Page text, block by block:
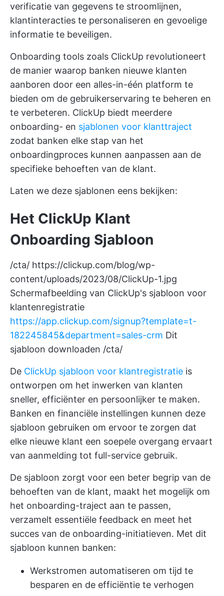
verificatie van gegevens te stroomlijnen,
klantinteracties te personaliseren en gevoelige
informatie te beveiligen.
Onboarding tools zoals ClickUp revolutioneert
de manier waarop banken nieuwe klanten
aanboren door een alles-in-één platform te
bieden om de gebruikerservaring te beheren en
te verbeteren. ClickUp biedt meerdere
onboarding- en sjablonen voor klanttraject
zodat banken elke stap van het
onboardingproces kunnen aanpassen aan de
specifieke behoeften van de klant.
Laten we deze sjablonen eens bekijken:
Het ClickUp Klant
Onboarding Sjabloon
/cta/ https://clickup.com/blog/wp-
content/uploads/2023/08/ClickUp-1.jpg
Schermafbeelding van ClickUp's sjabloon voor
klantenregistratie
https://app.clickup.com/signup?template=t-
182245845&department=sales-crm Dit
sjabloon downloaden /cta/
De ClickUp sjabloon voor klantregistratie is
ontworpen om het inwerken van klanten
sneller, efficiënter en persoonlijker te maken.
Banken en financiële instellingen kunnen deze
sjabloon gebruiken om ervoor te zorgen dat
elke nieuwe klant een soepele overgang ervaart
van aanmelding tot full-service gebruik.
De sjabloon zorgt voor een beter begrip van de
behoeften van de klant, maakt het mogelijk om
het onboarding-traject aan te passen,
verzamelt essentiële feedback en meet het
succes van de onboarding-initiatieven. Met dit
sjabloon kunnen banken:
Werkstromen automatiseren om tijd te
besparen en de efficiëntie te verhogen